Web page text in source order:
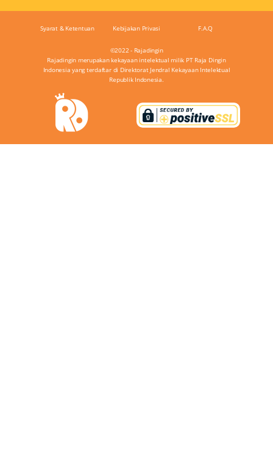
Syarat & Ketentuan Kebijakan Privasi F.A.Q
©2022 - Rajadingin
Rajadingin merupakan kekayaan intelektual milik PT Raja Dingin
Indonesia yang terdaftar di Direktorat Jendral Kekayaan Intelektual
Republik Indonesia.